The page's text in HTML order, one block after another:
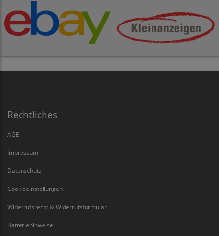
Rechtliches
AGB
Impressum
Datenschutz
Cookieeinstellungen
Widerrufsrecht & Widerrufsformular
Batteriehinweise